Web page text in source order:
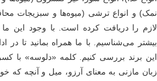
و انواع ترشی (میوه‌ها و سبزیجات
را دریافت کرده است. با وجود این
می‌شناسیم. با ما همراه بمانید تا در
برند بررسی کنیم. کلمه «دلوسه» با
مازنی به معنای آرزو، میل و آنچه که